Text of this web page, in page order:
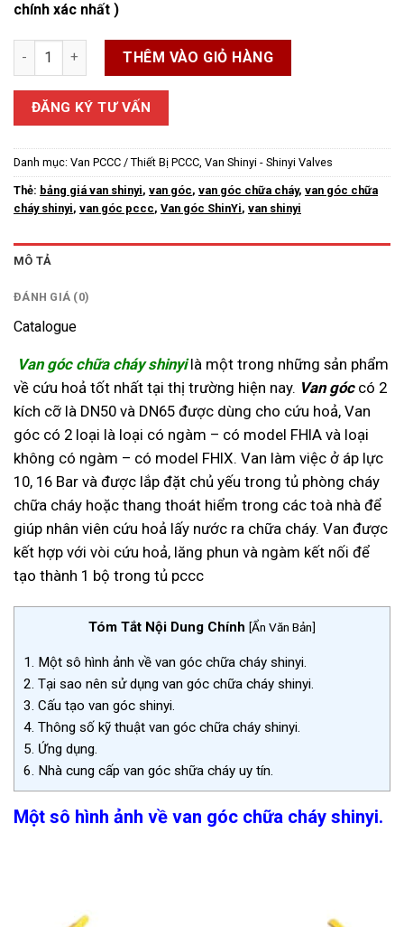
chính xác nhất )
Van Góc Chữa Cháy Shinyi số lượng
THÊM VÀO GIỎ HÀNG
ĐĂNG KÝ TƯ VẤN
Danh mục: Van PCCC / Thiết Bị PCCC, Van Shinyi - Shinyi Valves
Thẻ: bảng giá van shinyi, van góc, van góc chữa cháy, van góc chữa
cháy shinyi, van góc pccc, Van góc ShinYi, van shinyi
MÔ TẢ
ĐÁNH GIÁ (0)
Catalogue
Van góc chữa cháy shinyilà một trong những sản phẩm
về cứu hoả tốt nhất tại thị trường hiện nay. Van góccó 2
kích cỡ là DN50 và DN65 được dùng cho cứu hoả, Van
góc có 2 loại là loại có ngàm – có model FHIA và loại
không có ngàm – có model FHIX. Van làm việc ở áp lực
10, 16 Bar và được lắp đặt chủ yếu trong tủ phòng cháy
chữa cháy hoặc thang thoát hiểm trong các toà nhà để
giúp nhân viên cứu hoả lấy nước ra chữa cháy. Van được
kết hợp với vòi cứu hoả, lăng phun và ngàm kết nối để
tạo thành 1 bộ trong tủ pccc
Tóm Tắt Nội Dung Chính [Ẩn Văn Bản]
1. Một sô hình ảnh về van góc chữa cháy shinyi.
2. Tại sao nên sử dụng van góc chữa cháy shinyi.
3. Cấu tạo van góc shinyi.
4. Thông số kỹ thuật van góc chữa cháy shinyi.
5. Ứng dụng.
6. Nhà cung cấp van góc shữa cháy uy tín.
Một sô hình ảnh về van góc chữa cháy shinyi.